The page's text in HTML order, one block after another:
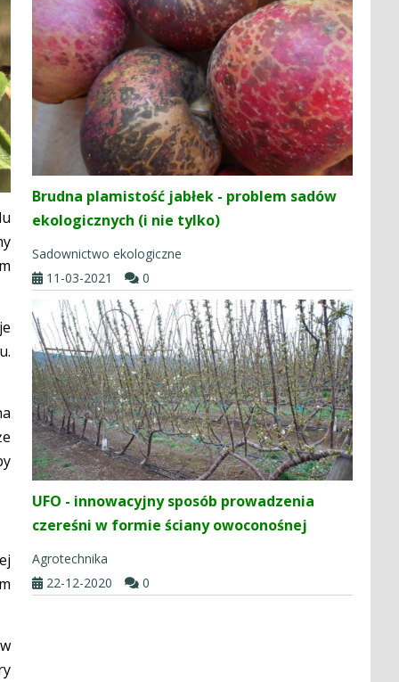
Brudna plamistość jabłek - problem sadów
ekologicznych (i nie tylko)
Sadownictwo ekologiczne
11-03-2021
0
UFO - innowacyjny sposób prowadzenia
czereśni w formie ściany owoconośnej
Agrotechnika
22-12-2020
0